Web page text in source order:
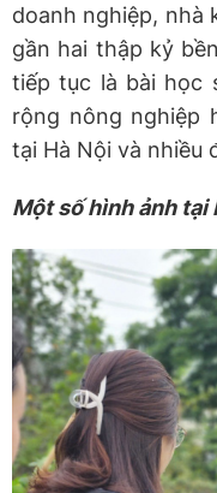
doanh nghiệp, nhà
gần hai thập kỷ
tiếp tục là bài học
rộng nông nghiệp
tại Hà Nội và nhiều
Một số hình ảnh